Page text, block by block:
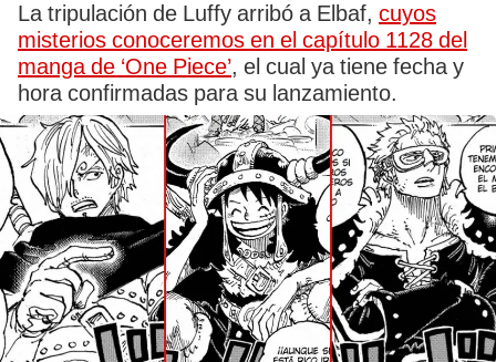
La tripulación de Luffy arribó a Elbaf, cuyos
misterios conoceremos en el capítulo 1128 del
manga de ‘One Piece’, el cual ya tiene fecha y
hora confirmadas para su lanzamiento.